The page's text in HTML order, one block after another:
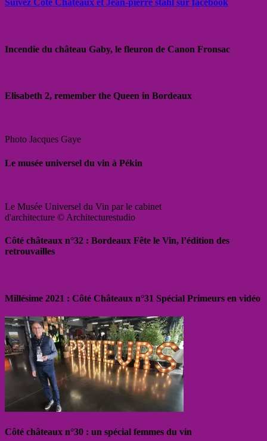
Suivez Côté Châteaux et Jean-pierre stahl sur facebook
Incendie du château Gaby, le fleuron de Canon Fronsac
Elisabeth 2, remember the Queen in Bordeaux
Photo Jacques Gaye
Le musée universel du vin à Pékin
Le Musée Universel du Vin par le cabinet
d'architecture © Architecturestudio
Côté châteaux n°32 : Bordeaux Fête le Vin, l’édition des
retrouvailles
Millésime 2021 : Côté Châteaux n°31 Spécial Primeurs en vidéo
Côté châteaux n°30 : un spécial femmes du vin